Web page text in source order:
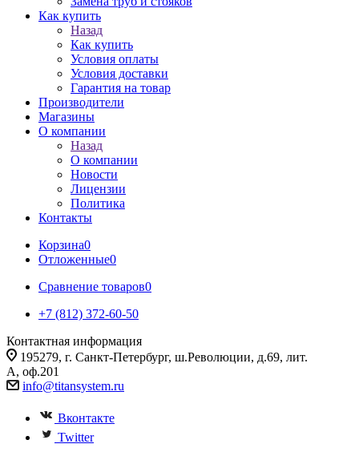
Как купить
Назад
Как купить
Условия оплаты
Условия доставки
Гарантия на товар
Производители
Магазины
О компании
Назад
О компании
Новости
Лицензии
Политика
Контакты
Корзина0
Отложенные0
Сравнение товаров0
+7 (812) 372-60-50
Контактная информация
195279, г. Санкт-Петербург, ш.Революции, д.69, лит.
А, оф.201
info@titansystem.ru
Вконтакте
Twitter